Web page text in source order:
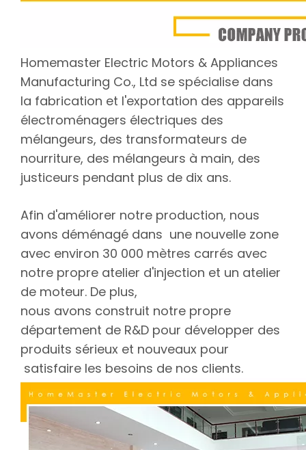
Homemaster Electric Motors & Appliances
Manufacturing Co., Ltd se spécialise dans
la fabrication et l'exportation des appareils
électroménagers électriques des
mélangeurs, des transformateurs de
nourriture, des mélangeurs à main, des
justiceurs pendant plus de dix ans.
Afin d'améliorer notre production, nous
avons déménagé dans une nouvelle zone
avec environ 30 000 mètres carrés avec
notre propre atelier d'injection et un atelier
de moteur. De plus,
nous avons construit notre propre
département de R&D pour développer des
produits sérieux et nouveaux pour
satisfaire les besoins de nos clients.